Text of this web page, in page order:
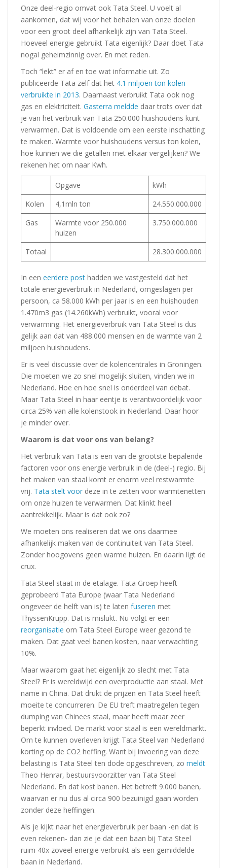
Onze deel-regio omvat ook Tata Steel. U voelt al
aankomen, dat wij voor het behalen van onze doelen
voor een groot deel afhankelijk zijn van Tata Steel.
Hoeveel energie gebruikt Tata eigenlijk? Daar doet Tata
nogal geheimzinnig over. En met reden.
Toch “lekt” er af en toe wat informatie uit. Zo
publiceerde Tata zelf dat het 4.1 miljoen ton kolen
verbruikte in 2013. Daarnaast verbruikt Tata ook nog
gas en elektriciteit. Gasterra meldde daar trots over dat
je van het verbruik van Tata 250.000 huishoudens kunt
verwarmen. Dat is voldoende om een eerste inschatting
te maken. Warmte voor huishoudens versus ton kolen,
hoe kunnen we die getallen met elkaar vergelijken? We
rekenen het om naar Kwh.
Opgave
kWh
Kolen
4,1mln ton
24.550.000.000
Gas
Warmte voor 250.000
huizen
3.750.000.000
Totaal 28.300.000.000
In een eerdere post hadden we vastgesteld dat het
totale energieverbruik in Nederland, omgeslagen per
persoon, ca 58.000 kWh per jaar is en een huishouden
1.470m3 gas (14.260kWh) verbruikt, vooral voor
verwarming. Het energieverbruik van Tata Steel is dus
gelijk aan dat van 488.000 mensen en de warmte van 2
miljoen huishoudens.
Er is veel discussie over de kolencentrales in Groningen.
Die moeten we zo snel mogelijk sluiten, vinden we in
Nederland. Hoe en hoe snel is onderdeel van debat.
Maar Tata Steel in haar eentje is verantwoordelijk voor
circa 25% van alle kolenstook in Nederland. Daar hoor
je minder over.
Waarom is dat voor ons van belang?
Het verbruik van Tata is een van de grootste bepalende
factoren voor ons energie verbruik in de (deel-) regio. Bij
het maken van staal komt er enorm veel restwarmte
vrij. Tata stelt voor deze in te zetten voor warmtenetten
om onze huizen te verwarmen. Dat klinkt heel
aantrekkelijk. Maar is dat ook zo?
We moeten ons realiseren dat we ons daarmee
afhankelijk maken van de continuiteit van Tata Steel.
Zonder hoogovens geen warme huizen. En daarin ligt de
crux.
Tata Steel staat in de etalage. Tata Groep heeft
geprobeerd Tata Europe (waar Tata Nederland
ongeveer de helft van is) te laten fuseren met
ThyssenKrupp. Dat is mislukt. Nu volgt er een
reorganisatie om Tata Steel Europe weer gezond te
maken. Dat gaat veel banen kosten, naar verwachting
10%.
Maar waarom gaat het eigenlijk zo slecht met Tata
Steel? Er is wereldwijd een overproductie aan staal. Met
name in China. Dat drukt de prijzen en Tata Steel heeft
moeite te concurreren. De EU treft maatregelen tegen
dumping van Chinees staal, maar heeft maar zeer
beperkt invloed. De markt voor staal is een wereldmarkt.
Om te kunnen overleven krijgt Tata Steel van Nederland
korting op de CO2 heffing. Want bij invoering van deze
belasting is Tata Steel ten dode opgeschreven, zo meldt
Theo Henrar, bestuursvoorzitter van Tata Steel
Nederland. En dat kost banen. Het betreft 9.000 banen,
waarvan er nu dus al circa 900 bezuinigd gaan worden
zonder deze heffingen.
Als je kijkt naar het energieverbruik per baan -en dat is
even rekenen- dan zie je dat een baan bij Tata Steel
ruim 40x zoveel energie verbruikt als een gemiddelde
baan in Nederland.